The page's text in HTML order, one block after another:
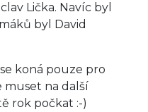
Lička. Navíc byl
byl David
koná pouze pro
muset na další
rok počkat :-)